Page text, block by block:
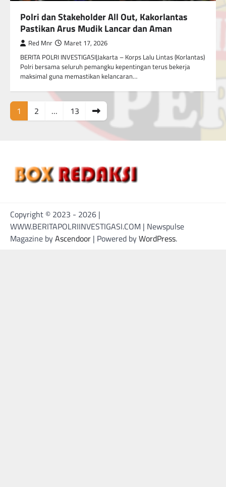
Polri dan Stakeholder All Out, Kakorlantas
Pastikan Arus Mudik Lancar dan Aman
Red Mnr Maret 17, 2026
BERITA POLRI INVESTIGASI|Jakarta – Korps Lalu Lintas (Korlantas)
Polri bersama seluruh pemangku kepentingan terus bekerja
maksimal guna memastikan kelancaran…
Posts
pagination
1 2 … 13
Copyright © 2023 - 2026 |
WWW.BERITAPOLRIINVESTIGASI.COM | Newspulse
Magazine byAscendoor | Powered byWordPress.